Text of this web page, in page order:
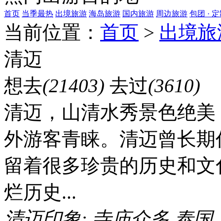
首页 当季最热 出境旅游 海岛旅游 国内旅游 周边旅游 包团 ·
当前位置： 首页 > 出境
清迈
想去(21403) 去过(3610)
清迈，山清水秀景色绝
外游客青睐。清迈曾长
留着很多珍贵的历史和
烂历史...